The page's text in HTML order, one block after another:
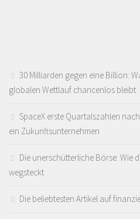
30 Milliarden gegen eine Billion:
globalen Wettlauf chancenlos bleibt
SpaceX erste Quartalszahlen
ein Zukunftsunternehmen
Die unerschütterliche Börse: Wie
wegsteckt
Die beliebtesten Artikel auf